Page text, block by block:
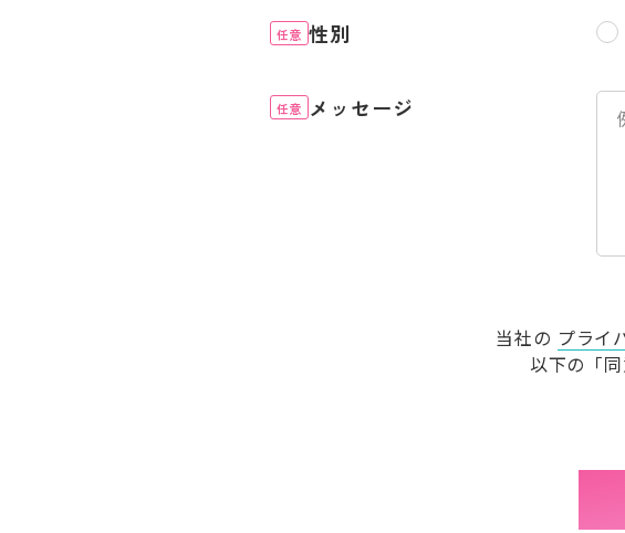
任意 性別
任意 メッセージ
当社の プライ
以下の「